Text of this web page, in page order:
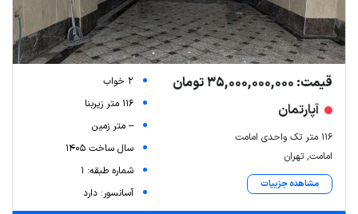
قیمت: 35,000,000,000 تومان
آپارتمان
۱۱۶ متر تک واحدی امامت
امامت, تهران
مشاهده جزییات
2 خواب
116 متر زیربنا
-- متر زمین
سال ساخت 1405
شماره طبقه: 1
آسانسور: دارد